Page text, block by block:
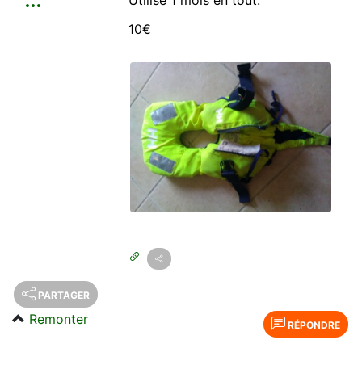
10€
PARTAGER
RÉPONDRE
Remonter